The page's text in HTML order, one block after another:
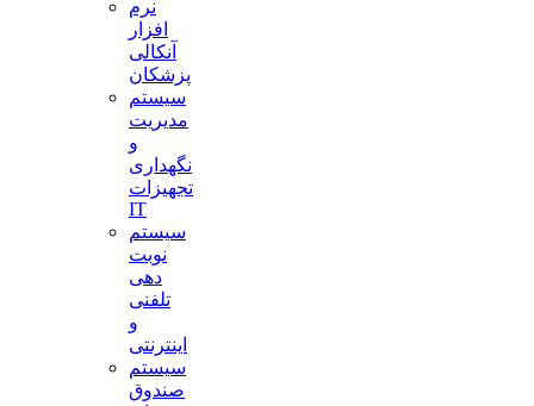
نرم
افزار
آنکالی
پزشکان
سیستم
مدیریت
و
نگهداری
تجهیزات
IT
سیستم
نوبت
دهی
تلفنی
و
اینترنتی
سیستم
صندوق